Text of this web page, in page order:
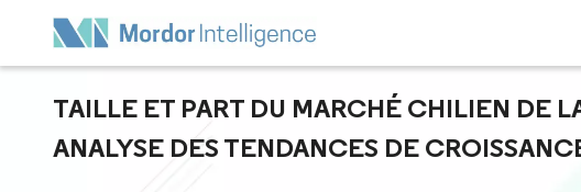
TAILLE ET PART DU MARCHÉ CHILIEN DE
ANALYSE DES TENDANCES DE